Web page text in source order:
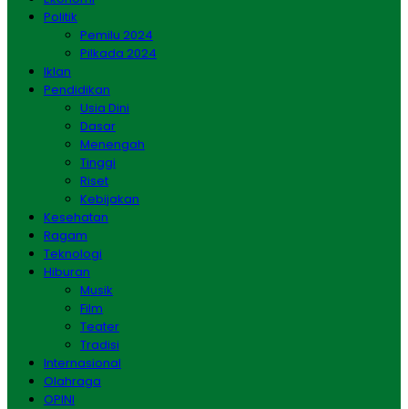
Politik
Pemilu 2024
Pilkada 2024
Iklan
Pendidikan
Usia Dini
Dasar
Menengah
Tinggi
Riset
Kebijakan
Kesehatan
Ragam
Teknologi
Hiburan
Musik
Film
Teater
Tradisi
Internasional
Olahraga
OPINI